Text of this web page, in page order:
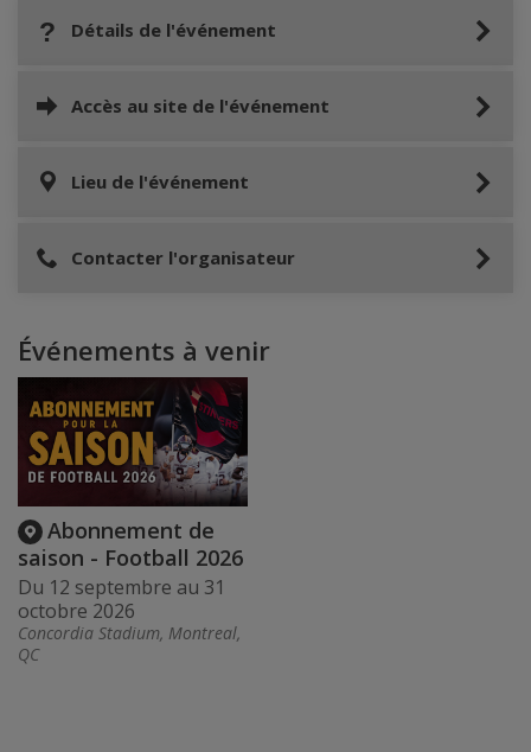
Détails de l'événement
Accès au site de l'événement
Lieu de l'événement
Contacter l'organisateur
Événements à venir
Abonnement de
saison - Football 2026
Du 12 septembre au 31
octobre 2026
Concordia Stadium, Montreal,
QC